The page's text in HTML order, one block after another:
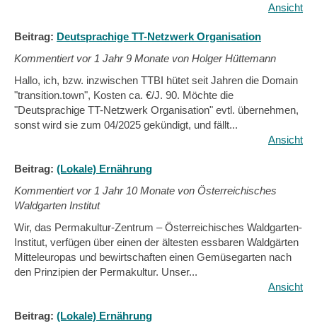
Ansicht
Beitrag: Deutsprachige TT-Netzwerk Organisation
Kommentiert vor 1 Jahr 9 Monate von Holger Hüttemann
Hallo, ich, bzw. inzwischen TTBI hütet seit Jahren die Domain
"transition.town", Kosten ca. €/J. 90. Möchte die
"Deutsprachige TT-Netzwerk Organisation" evtl. übernehmen,
sonst wird sie zum 04/2025 gekündigt, und fällt...
Ansicht
Beitrag: (Lokale) Ernährung
Kommentiert vor 1 Jahr 10 Monate von Österreichisches
Waldgarten Institut
Wir, das Permakultur-Zentrum – Österreichisches Waldgarten-
Institut, verfügen über einen der ältesten essbaren Waldgärten
Mitteleuropas und bewirtschaften einen Gemüsegarten nach
den Prinzipien der Permakultur. Unser...
Ansicht
Beitrag: (Lokale) Ernährung